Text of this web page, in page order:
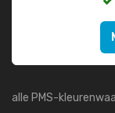
alle PMS-